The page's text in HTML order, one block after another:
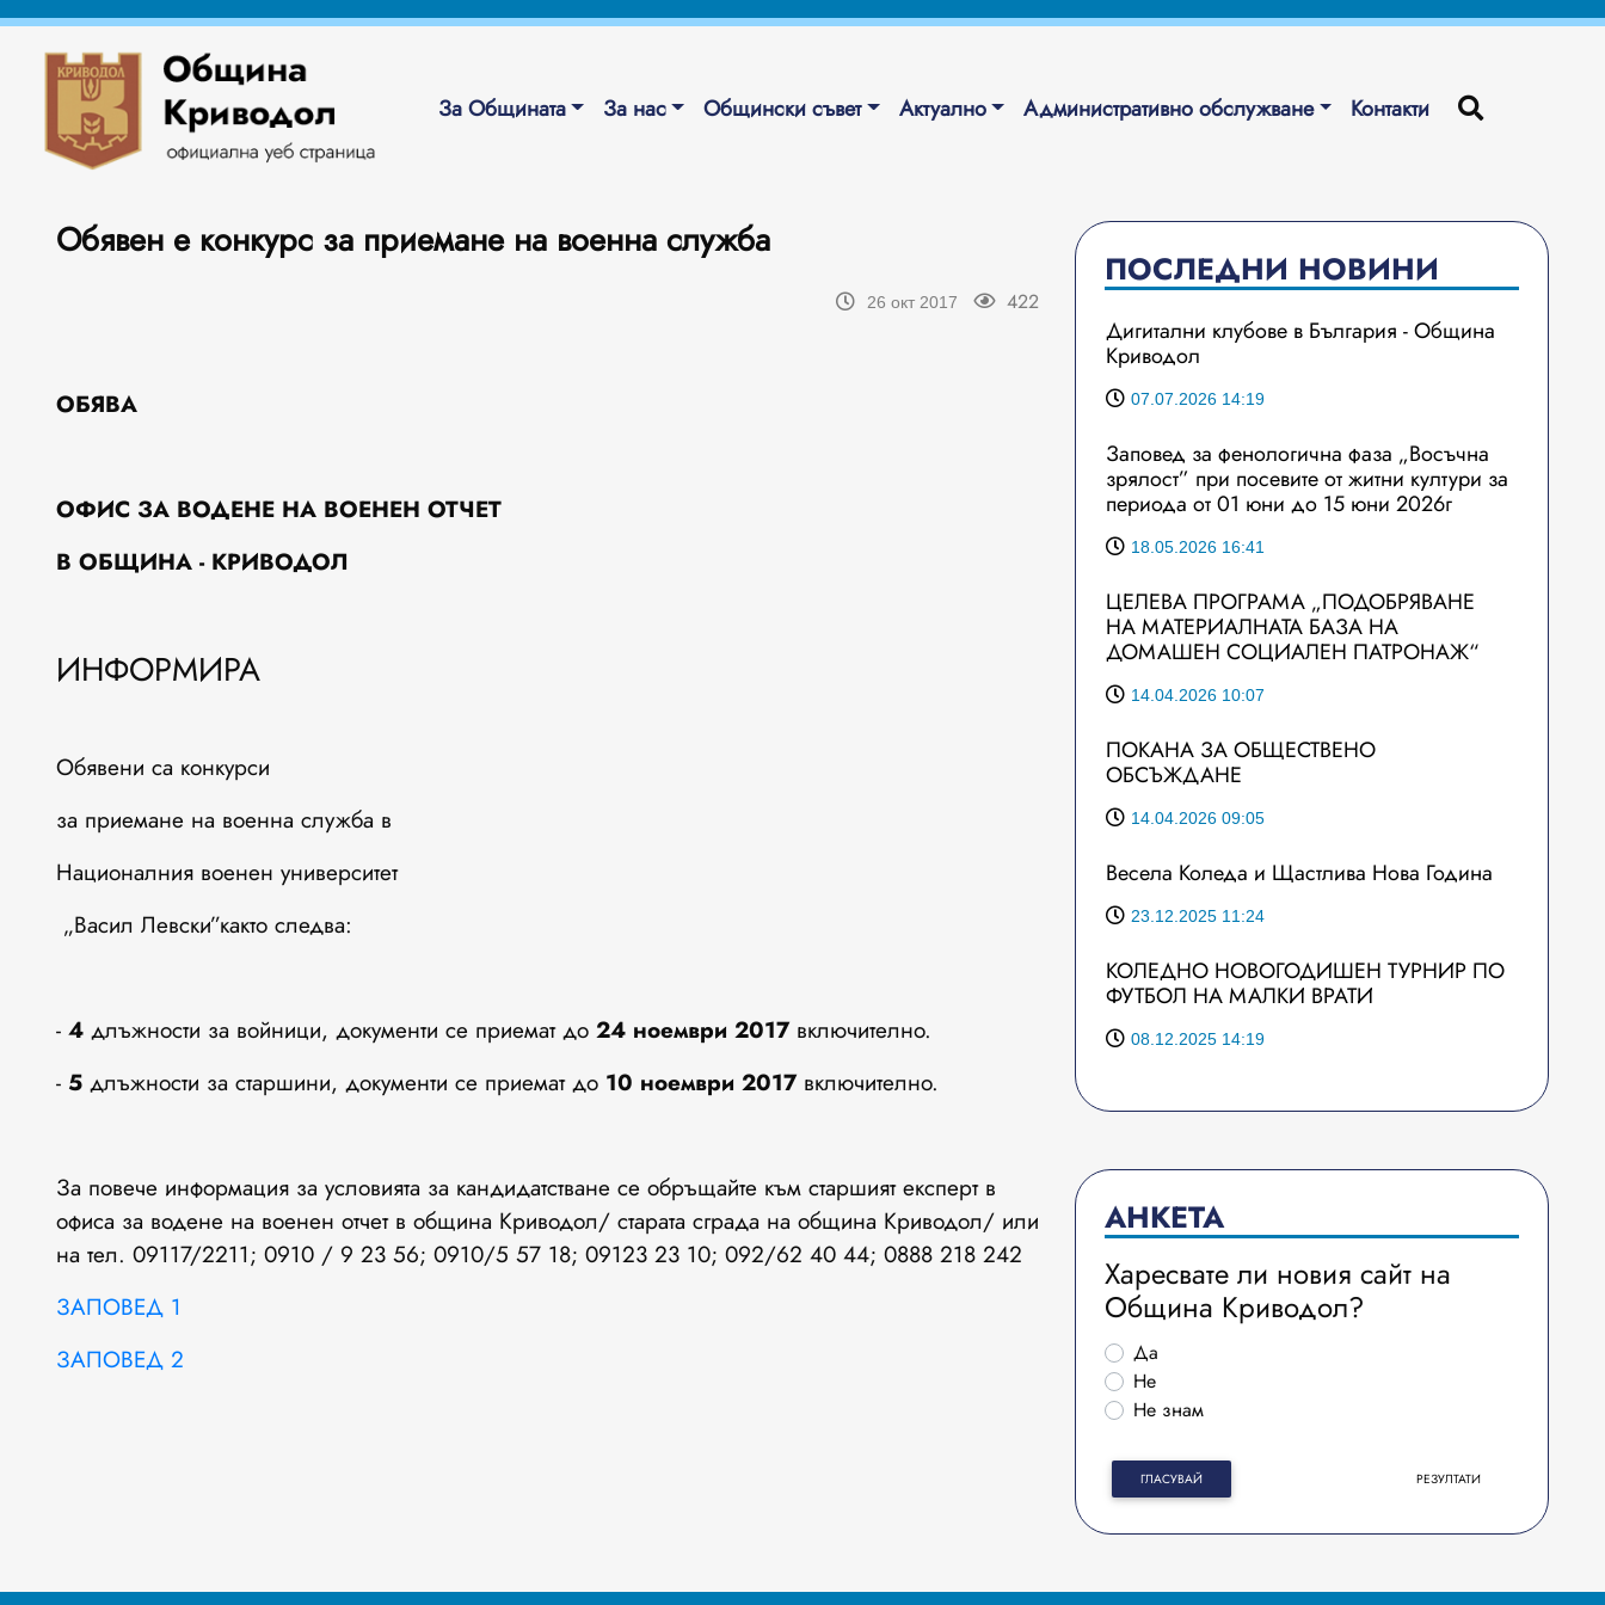
За Общината За нас Общински съвет Актуално Административно обслужване Контакти
Обявен е конкурс за приемане на военна служба
26 окт 2017 422
ОБЯВА
ОФИС ЗА ВОДЕНЕ НА ВОЕНЕН ОТЧЕТ
В ОБЩИНА - КРИВОДОЛ
ИНФОРМИРА
Обявени са конкурси
за приемане на военна служба в
Националния военен университет
„Васил Левски”както следва:
- 4 длъжности за войници, документи се приемат до 24 ноември 2017включително.
- 5 длъжности за старшини, документи се приемат до 10 ноември 2017включително.
За повече информация за условията за кандидатстване се обръщайте към старшият експерт в
офиса за водене на военен отчет в община Криводол/ старата сграда на община Криводол/ или
на тел. 09117/2211; 0910 / 9 23 56; 0910/5 57 18; 09123 23 10; 092/62 40 44; 0888 218 242
ЗАПОВЕД 1
ЗАПОВЕД 2
ПОСЛЕДНИ НОВИНИ
Дигитални клубове в България - Община
Криводол
07.07.2026 14:19
Заповед за фенологична фаза „Восъчна
зрялост” при посевите от житни култури за
периода от 01 юни до 15 юни 2026г
18.05.2026 16:41
ЦЕЛЕВА ПРОГРАМА „ПОДОБРЯВАНЕ
НА МАТЕРИАЛНАТА БАЗА НА
ДОМАШЕН СОЦИАЛЕН ПАТРОНАЖ“
14.04.2026 10:07
ПОКАНА ЗА ОБЩЕСТВЕНО
ОБСЪЖДАНЕ
14.04.2026 09:05
Весела Коледа и Щастлива Нова Година
23.12.2025 11:24
КОЛЕДНО НОВОГОДИШЕН ТУРНИР ПО
ФУТБОЛ НА МАЛКИ ВРАТИ
08.12.2025 14:19
АНКЕТА
Харесвате ли новия сайт на
Община Криводол?
Да
Не
Не знам
ГЛАСУВАЙ РЕЗУЛТАТИ